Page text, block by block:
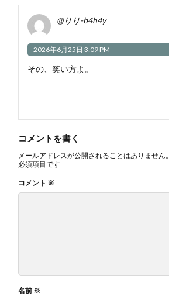
@りり-b4h4y
2026年6月25日 3:09 PM
その、笑い方よ。
コメントを書く
メールアドレスが公開されることはありません。
必須項目です
コメント ※
名前 ※